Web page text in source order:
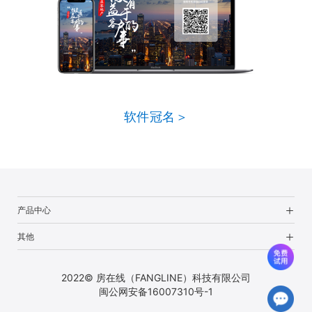
软件冠名＞
产品中心
其他
2022© 房在线（FANGLINE）科技有限公司
闽公网安备16007310号-1